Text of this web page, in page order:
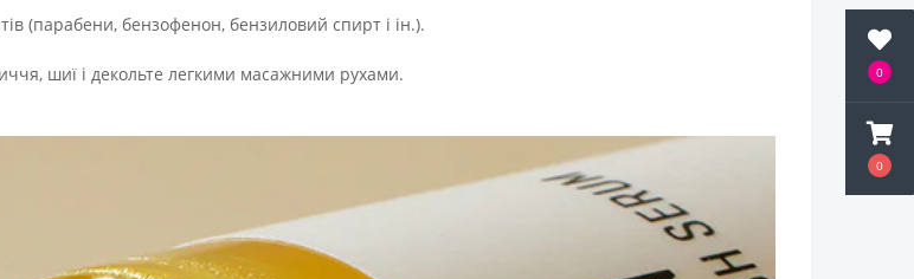
0
0
(парабени, бензофенон, бензиловий спирт і ін.).
шиї і декольте легкими масажними рухами.